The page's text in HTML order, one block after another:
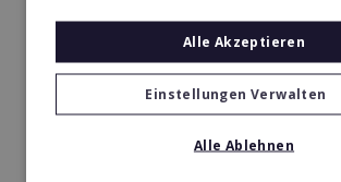
Medien & Werbung Franchise in Libanon
Möbel & Einrichtung Franchise in Libanon
Alle Akzeptieren
Einstellungen Verwalten
Alle Ablehnen